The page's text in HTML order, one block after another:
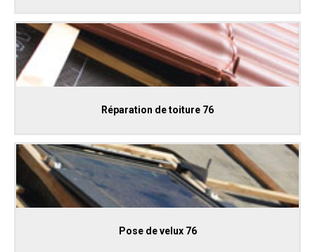
Réparation de toiture 76
Pose de velux 76